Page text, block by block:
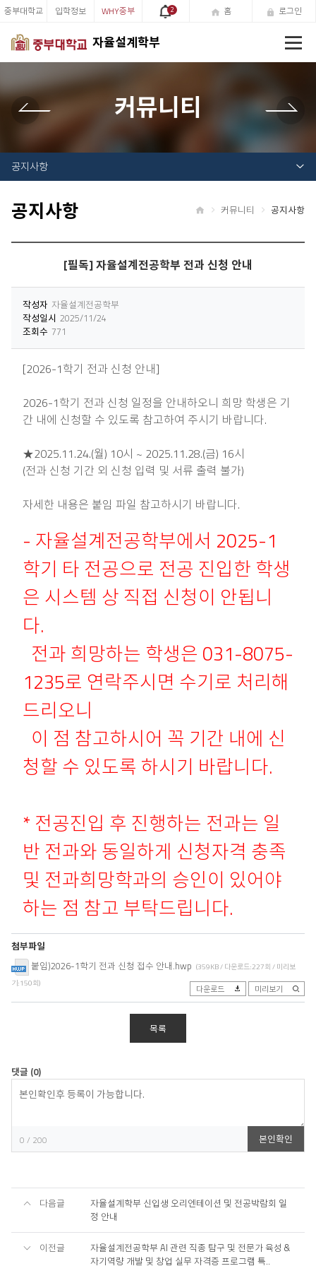
자율설계학부
중부대학교 입학정보 WHY중부 2 홈 로그인
커뮤니티
공지사항
공지사항 커뮤니티 공지사항
[필독] 자율설계전공학부 전과 신청 안내
작성자 자율설계전공학부
작성일시 2025/11/24
조회수 771
[2026-1학기 전과 신청 안내]
2026-1학기 전과 신청 일정을 안내하오니 희망 학생은 기
간 내에 신청할 수 있도록 참고하여 주시기 바랍니다.
★2025.11.24.(월) 10시 ~ 2025.11.28.(금) 16시
(전과 신청 기간 외 신청 입력 및 서류 출력 불가)
자세한 내용은 붙임 파일 참고하시기 바랍니다.
- 자율설계전공학부에서 2025-1
학기 타 전공으로 전공 진입한 학생
은 시스템 상 직접 신청이 안됩니
다.
전과 희망하는 학생은 031-8075-
1235로 연락주시면 수기로 처리해
드리오니
이 점 참고하시어 꼭 기간 내에 신
청할 수 있도록 하시기 바랍니다.
* 전공진입 후 진행하는 전과는 일
반 전과와 동일하게 신청자격 충족
및 전과희망학과의 승인이 있어야
하는 점 참고 부탁드립니다.
첨부파일
붙임)2026-1학기 전과 신청 접수 안내.hwp (359KB / 다운로드:227회 / 미리보
기:150회)
다운로드 미리보기
목록
댓글 (0)
0 / 200 본인확인
다음글
자율설계학부 신입생 오리엔테이션 및 전공박람회 일
정 안내
이전글
자율설계전공학부 AI 관련 직종 탐구 및 전문가 육성 &
자기역량 개발 및 창업 실무 자격증 프로그램 특..